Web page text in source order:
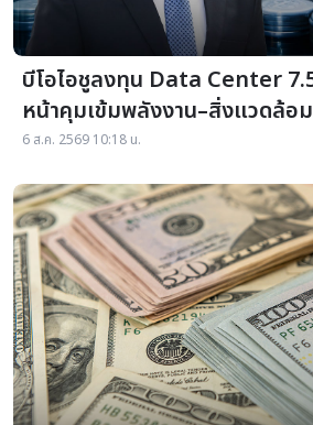
บีโอไอชูลงทุน Data Center
หน้าคุมเข้มพลังงาน–สิ่งแวดล้อม
6 ส.ค. 2569 10:18 น.